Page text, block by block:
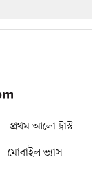
প্রথম আলো ট্রাস্ট
মোবাইল ভ্যাস